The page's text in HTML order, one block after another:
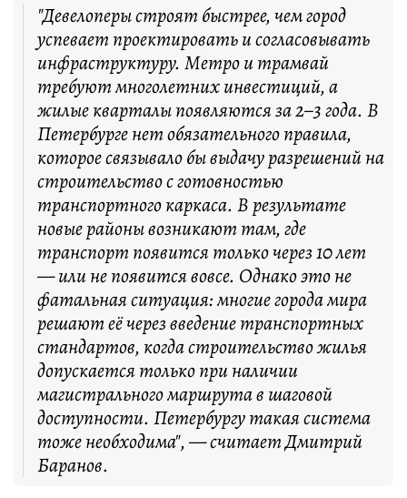
"Девелоперы строят быстрее, чем город
успевает проектировать и согласовывать
инфраструктуру. Метро и трамвай
требуют многолетних инвестиций, а
жилые кварталы появляются за 2–3 года. В
Петербурге нет обязательного правила,
которое связывало бы выдачу разрешений на
строительство с готовностью
транспортного каркаса. В результате
новые районы возникают там, где
транспорт появится только через 10 лет
— или не появится вовсе. Однако это не
фатальная ситуация: многие города мира
решают её через введение транспортных
стандартов, когда строительство жилья
допускается только при наличии
магистрального маршрута в шаговой
доступности. Петербургу такая система
тоже необходима", — считает Дмитрий
Баранов.